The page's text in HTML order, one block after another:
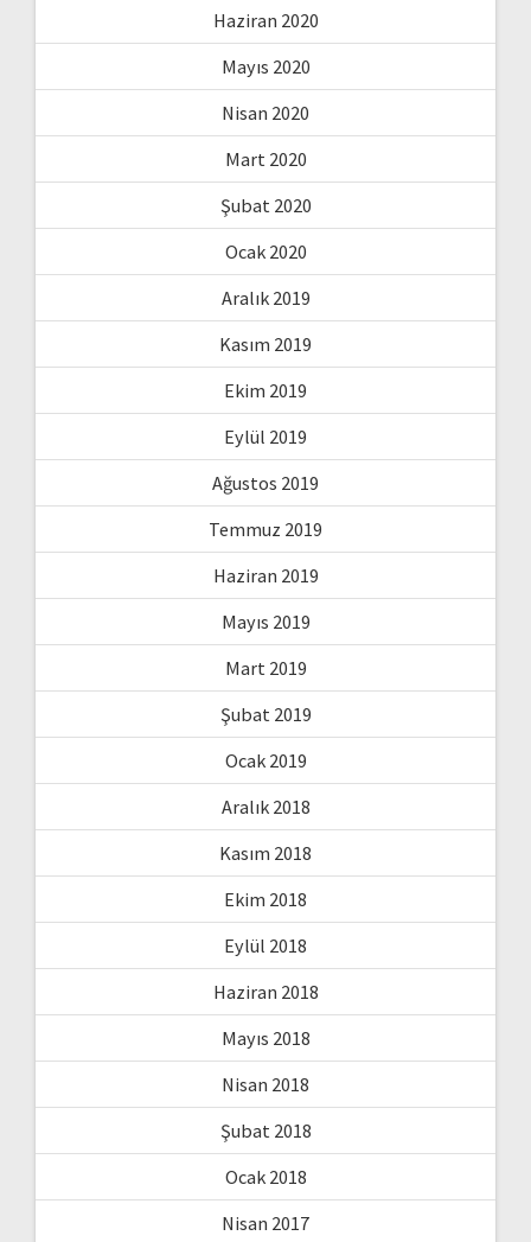
Haziran 2020
Mayıs 2020
Nisan 2020
Mart 2020
Şubat 2020
Ocak 2020
Aralık 2019
Kasım 2019
Ekim 2019
Eylül 2019
Ağustos 2019
Temmuz 2019
Haziran 2019
Mayıs 2019
Mart 2019
Şubat 2019
Ocak 2019
Aralık 2018
Kasım 2018
Ekim 2018
Eylül 2018
Haziran 2018
Mayıs 2018
Nisan 2018
Şubat 2018
Ocak 2018
Nisan 2017